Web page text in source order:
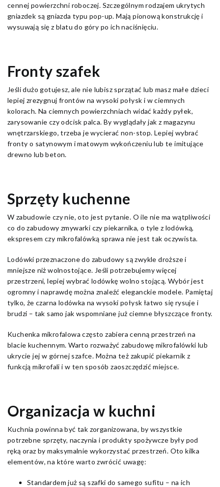
cennej powierzchni roboczej. Szczególnym rodzajem ukrytych
gniazdek są gniazda typu pop-up. Mają pionową konstrukcję i
wysuwają się z blatu do góry po ich naciśnięciu.
Fronty szafek
Jeśli dużo gotujesz, ale nie lubisz sprzątać lub masz małe dzieci
lepiej zrezygnuj frontów na wysoki połysk i w ciemnych
kolorach. Na ciemnych powierzchniach widać każdy pyłek,
zarysowanie czy odcisk palca. By wyglądały jak z magazynu
wnętrzarskiego, trzeba je wycierać non-stop. Lepiej wybrać
fronty o satynowym i matowym wykończeniu lub te imitujące
drewno lub beton.
Sprzęty kuchenne
W zabudowie czy nie, oto jest pytanie. O ile nie ma wątpliwości
co do zabudowy zmywarki czy piekarnika, o tyle z lodówką,
ekspresem czy mikrofalówką sprawa nie jest tak oczywista.
Lodówki przeznaczone do zabudowy są zwykle droższe i
mniejsze niż wolnostojące. Jeśli potrzebujemy więcej
przestrzeni, lepiej wybrać lodówkę wolno stojącą. Wybór jest
ogromny i naprawdę można znaleźć eleganckie modele. Pamiętaj
tylko, że czarna lodówka na wysoki połysk łatwo się rysuje i
brudzi – tak samo jak wspomniane już ciemne błyszczące fronty.
Kuchenka mikrofalowa często zabiera cenną przestrzeń na
blacie kuchennym. Warto rozważyć zabudowę mikrofalówki lub
ukrycie jej w górnej szafce. Można też zakupić piekarnik z
funkcją mikrofali i w ten sposób zaoszczędzić miejsce.
Organizacja w kuchni
Kuchnia powinna być tak zorganizowana, by wszystkie
potrzebne sprzęty, naczynia i produkty spożywcze były pod
ręką oraz by maksymalnie wykorzystać przestrzeń. Oto kilka
elementów, na które warto zwrócić uwagę:
Standardem już są szafki do samego sufitu – na ich